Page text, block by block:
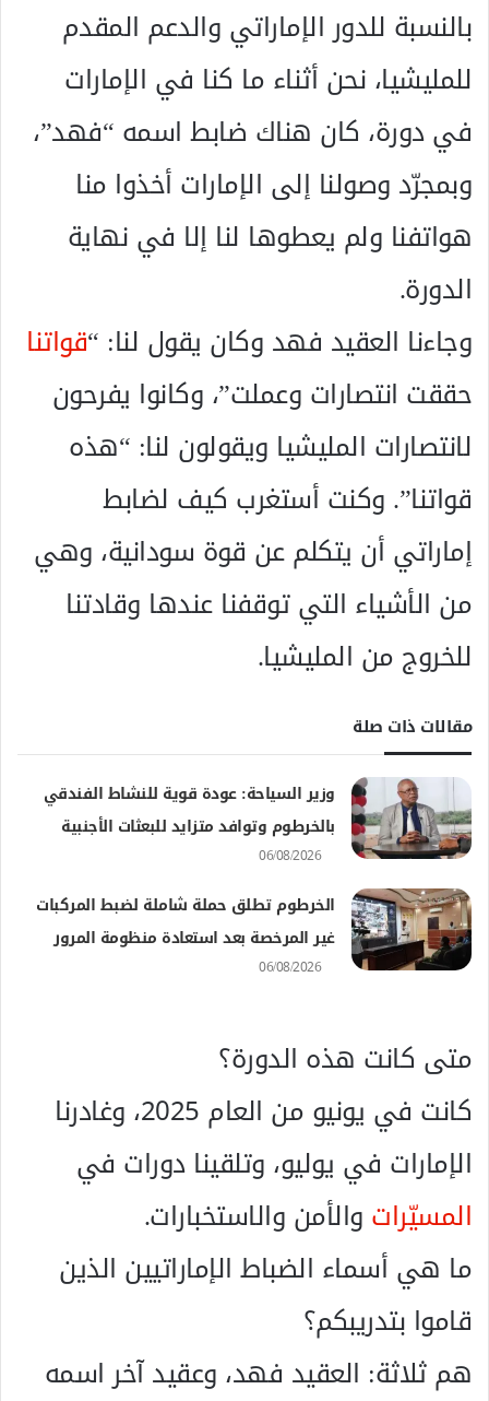
بالنسبة للدور الإماراتي والدعم المقدم
للمليشيا، نحن أثناء ما كنا في الإمارات
في دورة، كان هناك ضابط اسمه “فهد”،
وبمجرّد وصولنا إلى الإمارات أخذوا منا
هواتفنا ولم يعطوها لنا إلا في نهاية
الدورة.
وجاءنا العقيد فهد وكان يقول لنا: “قواتنا
حققت انتصارات وعملت”، وكانوا يفرحون
لانتصارات المليشيا ويقولون لنا: “هذه
قواتنا”. وكنت أستغرب كيف لضابط
إماراتي أن يتكلم عن قوة سودانية، وهي
من الأشياء التي توقفنا عندها وقادتنا
للخروج من المليشيا.
مقالات ذات صلة
وزير السياحة: عودة قوية للنشاط الفندقي
بالخرطوم وتوافد متزايد للبعثات الأجنبية
06/08/2026
الخرطوم تطلق حملة شاملة لضبط المركبات
غير المرخصة بعد استعادة منظومة المرور
06/08/2026
متى كانت هذه الدورة؟
كانت في يونيو من العام 2025، وغادرنا
الإمارات في يوليو، وتلقينا دورات في
المسيّراتوالأمن والاستخبارات.
ما هي أسماء الضباط الإماراتيين الذين
قاموا بتدريبكم؟
هم ثلاثة: العقيد فهد، وعقيد آخر اسمه